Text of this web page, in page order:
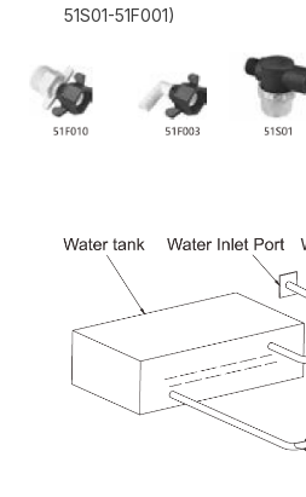
51S01-51F001)